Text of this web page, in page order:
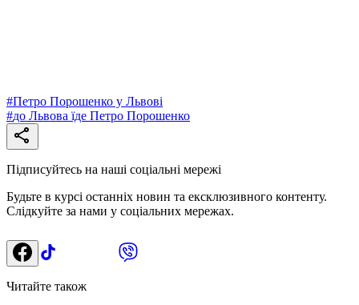
#Петро Порошенко у Львові
#до Львова їде Петро Порошенко
Підписуйтесь на наші соціальні мережі
Будьте в курсі останніх новин та ексклюзивного контенту.
Слідкуйте за нами у соціальних мережах.
Читайте також